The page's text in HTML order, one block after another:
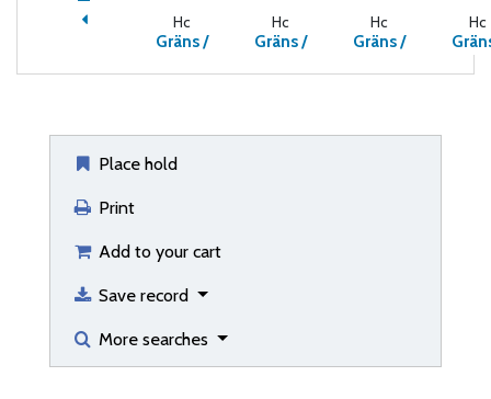
Hc
Gräns /
Hc
Gräns /
Hc
Gräns /
Hc
Place hold
Print
Add to your cart
Save record
More searches